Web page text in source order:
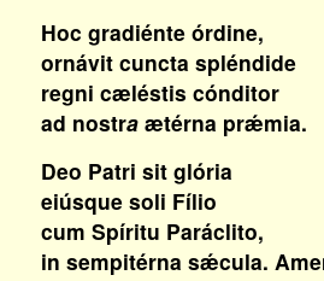
Hoc gradiénte órdine,
ornávit cuncta spléndide
regni cæléstis cónditor
ad nostraætérna prǽmia.
Deo Patri sit glória
eiúsque soli Fílio
cum Spíritu Paráclito,
in sempitérna sǽcula.